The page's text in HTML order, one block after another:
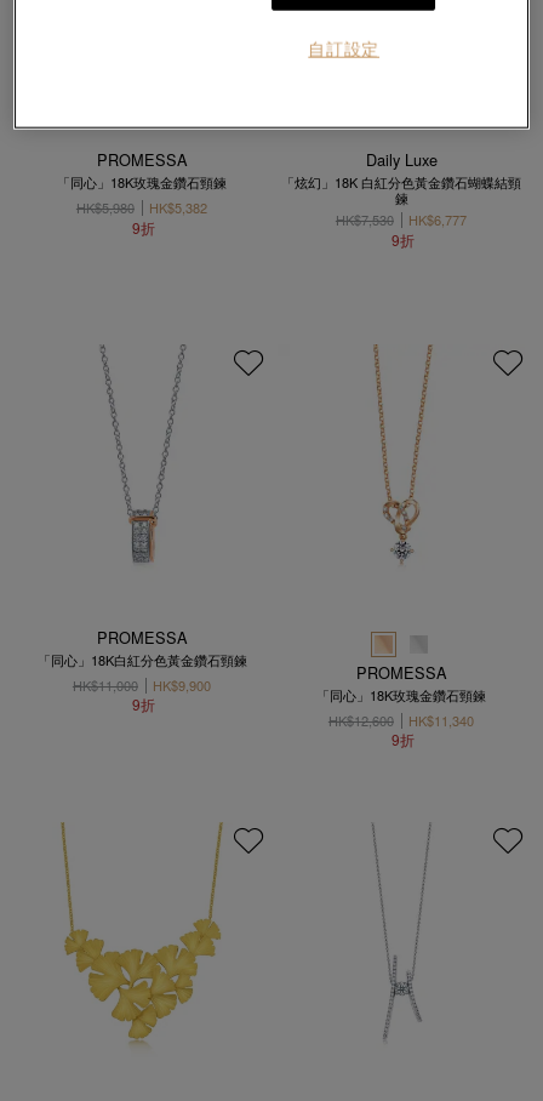
PROMESSA
「同心」18K玫瑰金鑽石頸鍊
HK$5,980
HK$5,382
9折
Daily Luxe
「炫幻」18K 白紅分色黃金鑽石蝴蝶結頸
鍊
HK$7,530
HK$6,777
9折
PROMESSA
「同心」18K白紅分色黃金鑽石頸鍊
HK$11,000
HK$9,900
9折
PROMESSA
「同心」18K玫瑰金鑽石頸鍊
HK$12,600
HK$11,340
9折
自訂設定